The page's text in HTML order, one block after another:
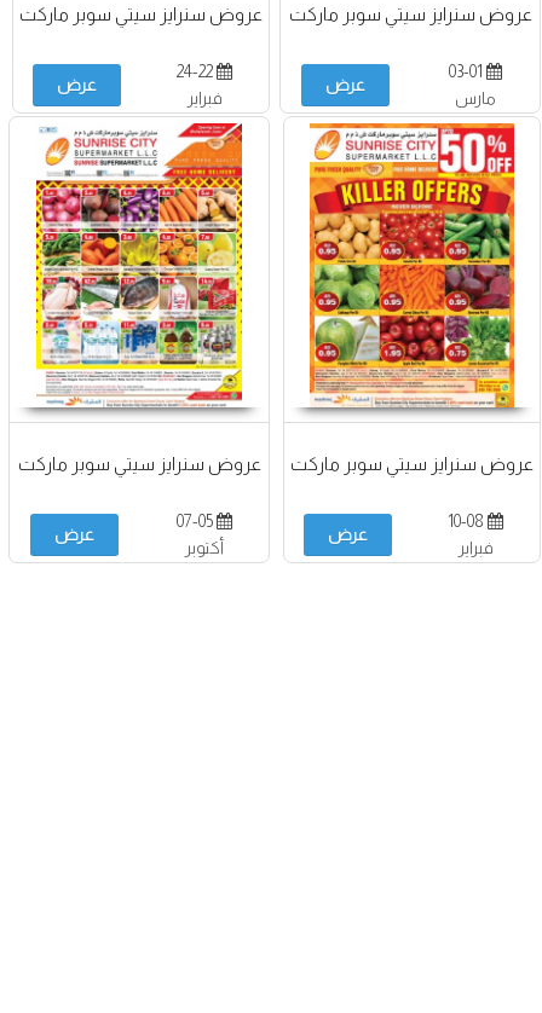
عروض سنرايز سيتي سوبر ماركت
03-01
مارس
عرض
عروض سنرايز سيتي سوبر ماركت
24-22
فبراير
عرض
عروض سنرايز سيتي سوبر ماركت
10-08
فبراير
عرض
عروض سنرايز سيتي سوبر ماركت
07-05
أكتوبر
عرض